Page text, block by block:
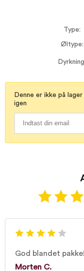
Type:
Øltype:
Denne er ikke på
igen
God blandet pakke!
Morten C.